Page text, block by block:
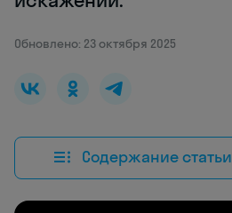
Обновлено: 23 октября 2025
Содержание статьи